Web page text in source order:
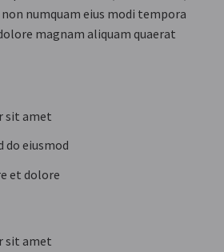
numquam eius modi tempora
magnam aliquam quaerat
sit amet
do eiusmod
et dolore
sit amet